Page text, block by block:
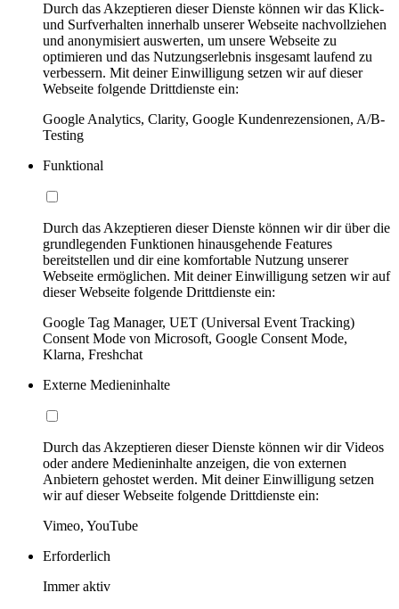
Durch das Akzeptieren dieser Dienste können wir das Klick-
und Surfverhalten innerhalb unserer Webseite nachvollziehen
und anonymisiert auswerten, um unsere Webseite zu
optimieren und das Nutzungserlebnis insgesamt laufend zu
verbessern. Mit deiner Einwilligung setzen wir auf dieser
Webseite folgende Drittdienste ein:
Google Analytics, Clarity, Google Kundenrezensionen, A/B-
Testing
Funktional
Durch das Akzeptieren dieser Dienste können wir dir über die
grundlegenden Funktionen hinausgehende Features
bereitstellen und dir eine komfortable Nutzung unserer
Webseite ermöglichen. Mit deiner Einwilligung setzen wir auf
dieser Webseite folgende Drittdienste ein:
Google Tag Manager, UET (Universal Event Tracking)
Consent Mode von Microsoft, Google Consent Mode,
Klarna, Freshchat
Externe Medieninhalte
Durch das Akzeptieren dieser Dienste können wir dir Videos
oder andere Medieninhalte anzeigen, die von externen
Anbietern gehostet werden. Mit deiner Einwilligung setzen
wir auf dieser Webseite folgende Drittdienste ein:
Vimeo, YouTube
Erforderlich
Immer aktiv